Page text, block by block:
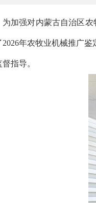
为加强对内蒙古自治区
2026年农牧业机械推广鉴
指导。